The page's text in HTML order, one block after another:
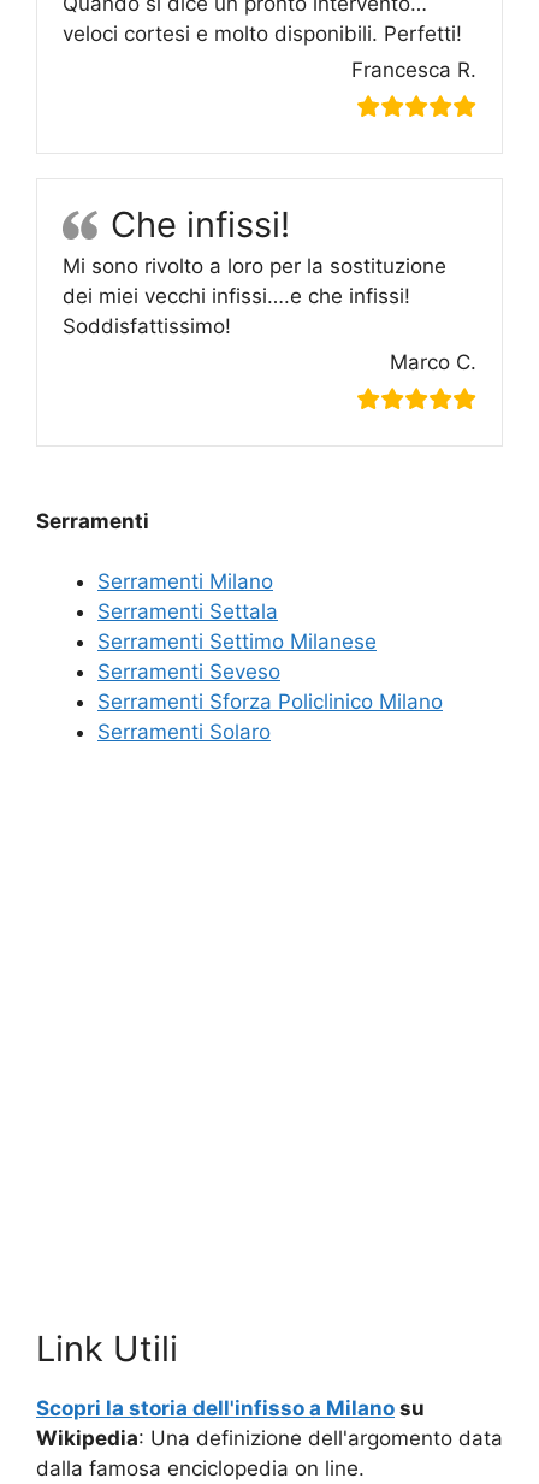
veloci cortesi e molto disponibili. Perfetti!
Francesca R.
Che infissi!
Mi sono rivolto a loro per la sostituzione
dei miei vecchi infissi….e che infissi!
Soddisfattissimo!
Marco C.
Serramenti
Serramenti Milano
Serramenti Settala
Serramenti Settimo Milanese
Serramenti Seveso
Serramenti Sforza Policlinico Milano
Serramenti Solaro
Link Utili
Scopri la storia dell'infisso a Milano su
Wikipedia: Una definizione dell'argomento data
dalla famosa enciclopedia on line.